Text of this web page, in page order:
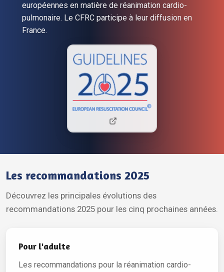
européennes en matière de réanimation cardio-
pulmonaire. Le CFRC participe à leur diffusion en
France.
Les recommandations 2025
Découvrez les principales évolutions des
recommandations 2025 pour les cinq prochaines années.
Pour l'adulte
Les recommandations pour la réanimation cardio-